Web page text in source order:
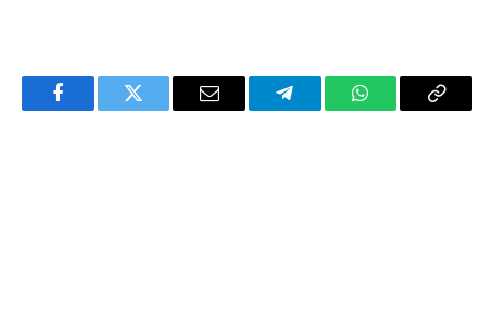
FacebookTwitter Email TelegramWhatsAppCopy